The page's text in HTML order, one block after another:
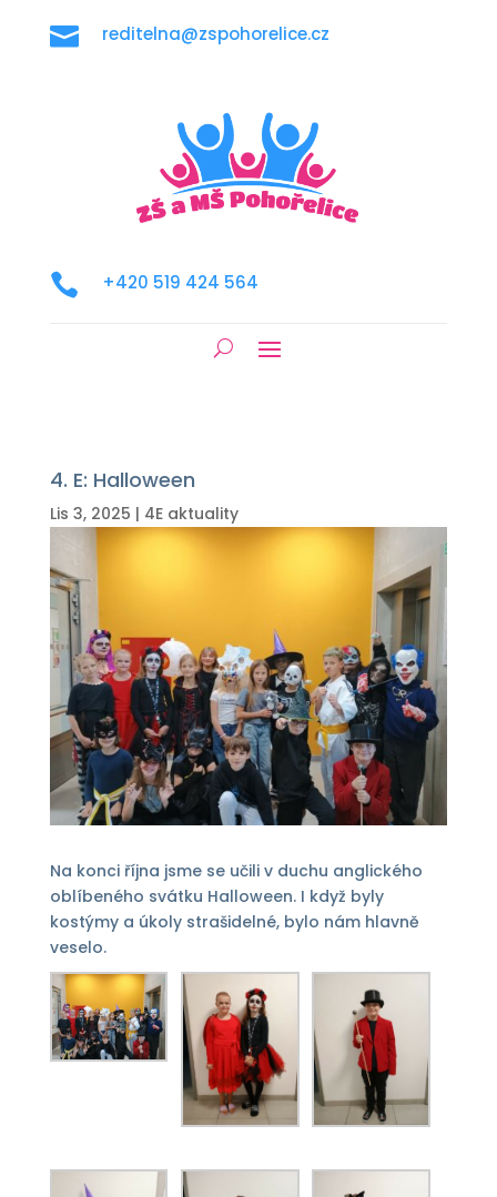
 reditelna@zspohorelice.cz
 +420 519 424 564
4. E: Halloween
Lis 3, 2025 | 4E aktuality
Na konci října jsme se učili v duchu anglického
oblíbeného svátku Halloween. I když byly
kostýmy a úkoly strašidelné, bylo nám hlavně
veselo.